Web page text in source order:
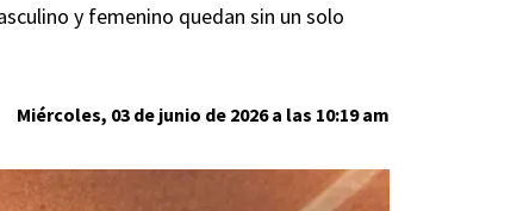
y femenino quedan sin un solo
Miércoles, 03 de junio de 2026 a las 10:19 am